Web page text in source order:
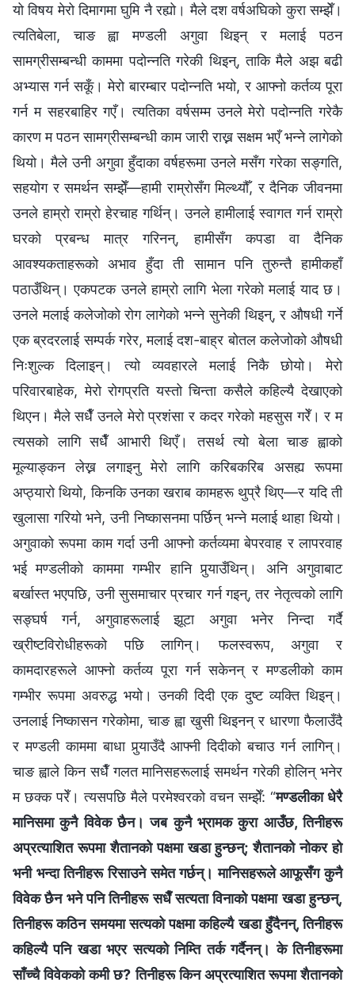
यो विषय मेरो दिमागमा घुमि नै रह्यो। मैले दश वर्षअघिको कुरा सम्झेँ।
त्यतिबेला, चाङ ह्वा मण्डली अगुवा थिइन् र मलाई पठन
सामग्रीसम्बन्धी काममा पदोन्नति गरेकी थिइन्, ताकि मैले अझ बढी
अभ्यास गर्न सकूँ। मेरो बारम्बार पदोन्नति भयो, र आफ्नो कर्तव्य पूरा
गर्न म सहरबाहिर गएँ। त्यतिका वर्षसम्म उनले मेरो पदोन्नति गरेकै
कारण म पठन सामग्रीसम्बन्धी काम जारी राख्न सक्षम भएँ भन्ने लागेको
थियो। मैले उनी अगुवा हुँदाका वर्षहरूमा उनले मसँग गरेका सङ्गति,
सहयोग र समर्थन सम्झेँ—हामी राम्रोसँग मिल्थ्यौँ, र दैनिक जीवनमा
उनले हाम्रो राम्रो हेरचाह गर्थिन्। उनले हामीलाई स्वागत गर्न राम्रो
घरको प्रबन्ध मात्र गरिनन्, हामीसँग कपडा वा दैनिक
आवश्यकताहरूको अभाव हुँदा ती सामान पनि तुरुन्तै हामीकहाँ
पठाउँथिन्। एकपटक उनले हाम्रो लागि भेला गरेको मलाई याद छ।
उनले मलाई कलेजोको रोग लागेको भन्ने सुनेकी थिइन्, र औषधी गर्ने
एक ब्रदरलाई सम्पर्क गरेर, मलाई दश-बाह्र बोतल कलेजोको औषधी
निःशुल्क दिलाइन्। त्यो व्यवहारले मलाई निकै छोयो। मेरो
परिवारबाहेक, मेरो रोगप्रति यस्तो चिन्ता कसैले कहिल्यै देखाएको
थिएन। मैले सधैँ उनले मेरो प्रशंसा र कदर गरेको महसुस गरेँ। र म
त्यसको लागि सधैँ आभारी थिएँ। तसर्थ त्यो बेला चाङ ह्वाको
मूल्याङ्कन लेख्न लगाइनु मेरो लागि करिबकरिब असह्य रूपमा
अप्ठ्यारो थियो, किनकि उनका खराब कामहरू थुप्रै थिए—र यदि ती
खुलासा गरियो भने, उनी निष्कासनमा पर्छिन् भन्‍ने मलाई थाहा थियो।
अगुवाको रूपमा काम गर्दा उनी आफ्नो कर्तव्यमा बेपरवाह र लापरवाह
भई मण्डलीको काममा गम्भीर हानि पुर्‍याउँथिन्। अनि अगुवाबाट
बर्खास्त भएपछि, उनी सुसमाचार प्रचार गर्न गइन्, तर नेतृत्वको लागि
सङ्घर्ष गर्न, अगुवाहरूलाई झूटा अगुवा भनेर निन्दा गर्दै
ख्रीष्‍टविरोधीहरूको पछि लागिन्। फलस्वरूप, अगुवा र
कामदारहरूले आफ्नो कर्तव्य पूरा गर्न सकेनन् र मण्डलीको काम
गम्भीर रूपमा अवरुद्ध भयो। उनकी दिदी एक दुष्‍ट व्यक्ति थिइन्।
उनलाई निष्कासन गरेकोमा, चाङ ह्वा खुसी थिइनन् र धारणा फैलाउँदै
र मण्डली काममा बाधा पुर्‍याउँदै आफ्नी दिदीको बचाउ गर्न लागिन्।
चाङ ह्वाले किन सधैँ गलत मानिसहरूलाई समर्थन गरेकी होलिन् भनेर
म छक्क परेँ। त्यसपछि मैले परमेश्‍वरको वचन सम्झेँ: “मण्डलीका धेरै
मानिसमा कुनै विवेक छैन। जब कुनै भ्रामक कुरा आउँछ, तिनीहरू
अप्रत्याशित रूपमा शैतानको पक्षमा खडा हुन्छन्; शैतानको नोकर हो
भनी भन्दा तिनीहरू रिसाउने समेत गर्छन्। मानिसहरूले आफूसँग कुनै
विवेक छैन भने पनि तिनीहरू सधैँ सत्यता विनाको पक्षमा खडा हुन्छन्,
तिनीहरू कठिन समयमा सत्यको पक्षमा कहिल्यै खडा हुँदैनन्, तिनीहरू
कहिल्यै पनि खडा भएर सत्यको निम्ति तर्क गर्दैनन्। के तिनीहरूमा
साँच्चै विवेकको कमी छ? तिनीहरू किन अप्रत्याशित रूपमा शैतानको